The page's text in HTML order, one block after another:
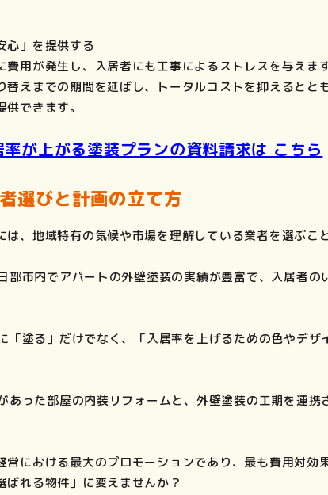
心」を提供する
用が発生し、入居者にも工事によるストレスを与えま
えまでの期間を延ばし、トータルコストを抑えるとと
できます。
が上がる塗装プランの資料請求は こちら
選びと計画の立て方
、地域特有の気候や市場を理解している業者を選ぶこ
部市内でアパートの外壁塗装の実績が豊富で、入居者
「塗る」だけでなく、「入居率を上げるための色やデザ
あった部屋の内装リフォームと、外壁塗装の工期を連
における最大のプロモーションであり、最も費用対効
れる物件」に変えませんか？